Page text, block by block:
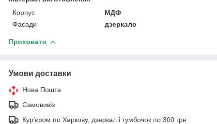
Корпус
МДФ
Фасади
дзеркало
Приховати
Умови доставки
Нова Пошта
Самовивіз
Кур'єром по Харкову, дзеркал і тумбочок по 300 грн